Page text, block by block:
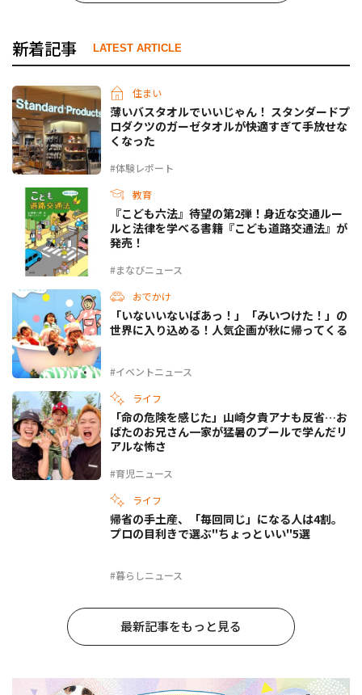
新着記事 LATEST ARTICLE
住まい
#体験レポート
薄いバスタオルでいいじゃん！ スタンダードプ
ロダクツのガーゼタオルが快適すぎて手放せな
くなった
教育
#まなびニュース
『こども六法』待望の第2弾！身近な交通ルー
ルと法律を学べる書籍『こども道路交通法』が
発売！
おでかけ
#イベントニュース
「いないいないばあっ！」「みいつけた！」の
世界に入り込める！人気企画が秋に帰ってくる
ライフ
#育児ニュース
「命の危険を感じた」山崎夕貴アナも反省…お
ばたのお兄さん一家が猛暑のプールで学んだリ
アルな怖さ
ライフ
#暮らしニュース
帰省の手土産、「毎回同じ」になる人は4割。
プロの目利きで選ぶ"ちょっといい"5選
最新記事をもっと見る